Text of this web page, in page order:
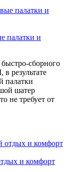
палатки и
сборного
результате
палатки
шатер
не требует от
и комфорт